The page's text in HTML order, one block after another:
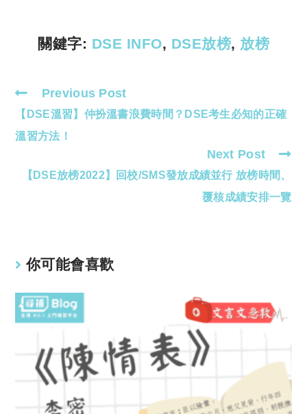
k
關鍵字: DSE INFO, DSE放榜, 放榜
Read
more
articles
Previous Post
【DSE溫習】仲扮溫書浪費時間？DSE考生必知的正確
溫習方法！
Next Post
【DSE放榜2022】回校/SMS發放成績並行 放榜時間、
覆核成績安排一覽
你可能會喜歡